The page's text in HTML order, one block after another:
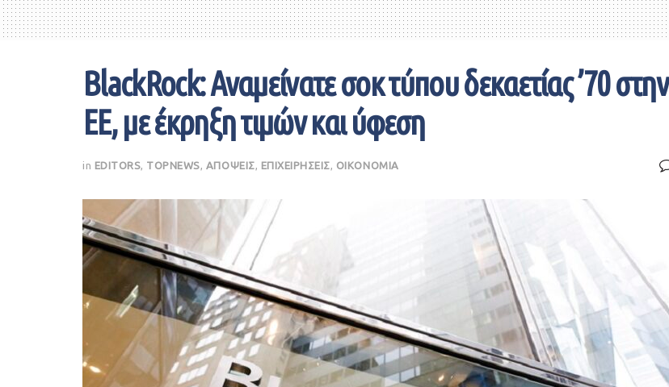
BlackRock: Αναμείνατε σοκ τύπου δεκαετίας ’70 στην
ΕΕ, με έκρηξη τιμών και ύφεση
in EDITORS TOPNEWS ΑΠΟΨΕΙΣ ΕΠΙΧΕΙΡΗΣΕΙΣ ΟΙΚΟΝΟΜΙΑ